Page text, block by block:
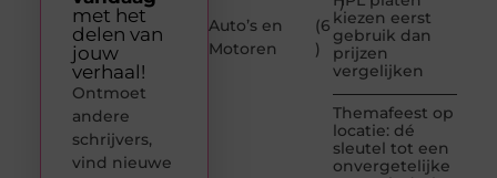
Auto’s en
Motoren
(6
)
kiezen eerst
gebruik dan
prijzen
vergelijken
Themafeest op
locatie: dé
sleutel tot een
onvergetelijke
met het
delen van
jouw
verhaal!
Ontmoet
andere
schrijvers,
vind nieuwe